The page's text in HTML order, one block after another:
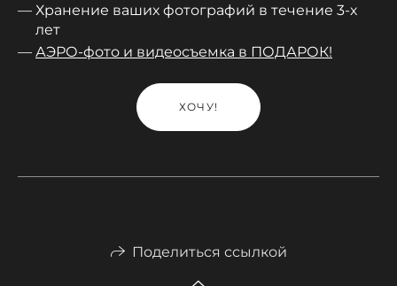
Хранение ваших фотографий в течение 3-х
лет
АЭРО-фото и видеосъемка в ПОДАРОК!
ХОЧУ!
Поделиться ссылкой